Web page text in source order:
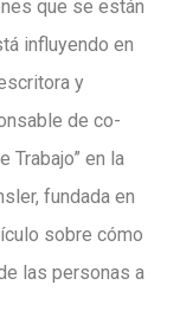
que se están
influyendo en
y
de co-
Trabajo” en la
fundada en
sobre cómo
las personas a